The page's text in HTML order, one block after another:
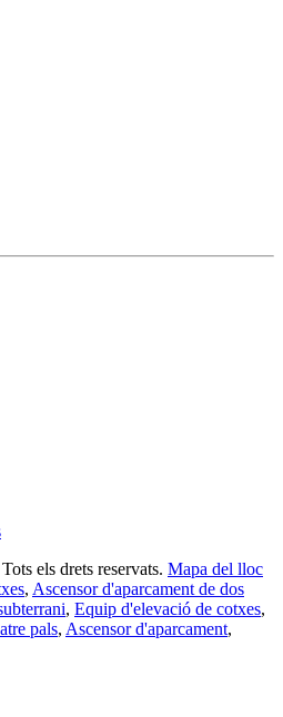
els drets reservats. Mapa del lloc
, Ascensor d'aparcament de dos
, Equip d'elevació de cotxes,
pals, Ascensor d'aparcament,